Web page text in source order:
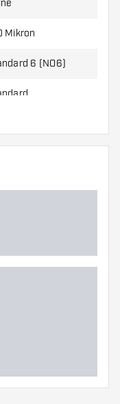
der Flights aus,
am besten
Mikron
6 (NO6)